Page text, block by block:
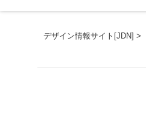
デザイン情報サイト[JDN] >